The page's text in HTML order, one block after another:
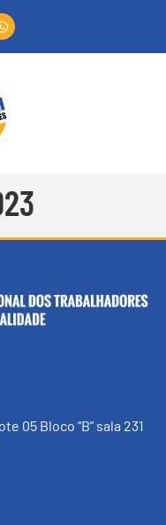
05 Bloco “B” sala 231